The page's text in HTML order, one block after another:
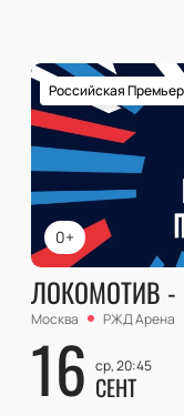
0+
Российская
ЛОКОМОТИВ -
Москва РЖД Арена
16 ср, 20:45
СЕНТ